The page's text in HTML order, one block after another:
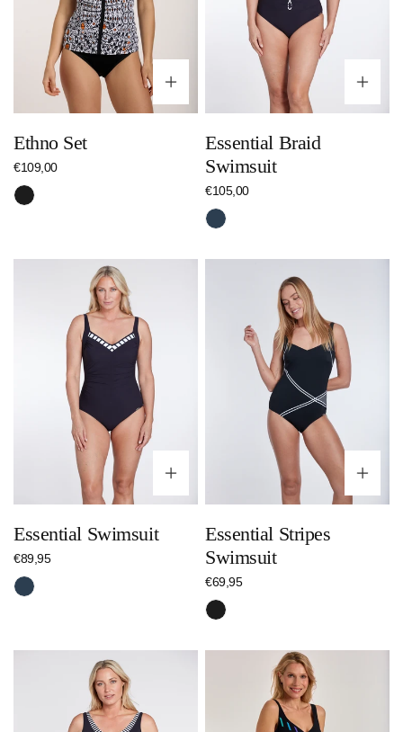
Optionen wählen
Ethno Set
Regulärer
Preis
€109,00
Schwarz
Essential Braid
Swimsuit
Regulärer
Preis
€105,00
Nachtblau
Optionen wählen
Essential Swimsuit
Regulärer
Preis
€89,95
Nachtblau
Essential Stripes
Swimsuit
Regulärer
Preis
€69,95
Schwarz